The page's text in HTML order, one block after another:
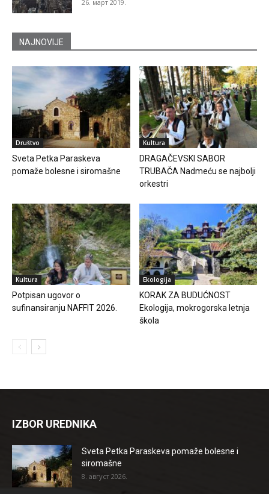
26. март 2019.
NAJNOVIJE
Društvo
Sveta Petka Paraskeva
pomaže bolesne i siromašne
Kultura
DRAGAČEVSKI SABOR
TRUBAČA Nadmeću se najbolji
orkestri
Kultura
Potpisan ugovor o
sufinansiranju NAFFIT 2026.
Ekologija
KORAK ZA BUDUĆNOST
Ekologija, mokrogorska letnja
škola
IZBOR UREDNIKA
Sveta Petka Paraskeva pomaže bolesne i
siromašne
8. август 2026.